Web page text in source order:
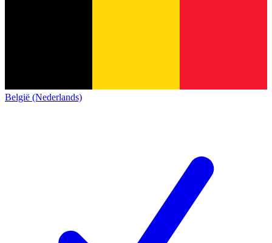
België (Nederlands)